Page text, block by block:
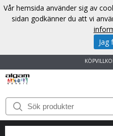
START
VARUMÄRKEN
Vår hemsida använder sig av
sidan godkänner du att vi
Jag